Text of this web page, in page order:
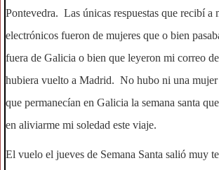
Pontevedra. Las únicas respuestas que recibí a
electrónicos fueron de mujeres que o bien
fuera de Galicia o bien que leyeron mi correo
hubiera vuelto a Madrid. No hubo ni una mujer
que permanecían en Galicia la semana santa
en aliviarme mi soledad este viaje.
El vuelo el jueves de Semana Santa salió muy